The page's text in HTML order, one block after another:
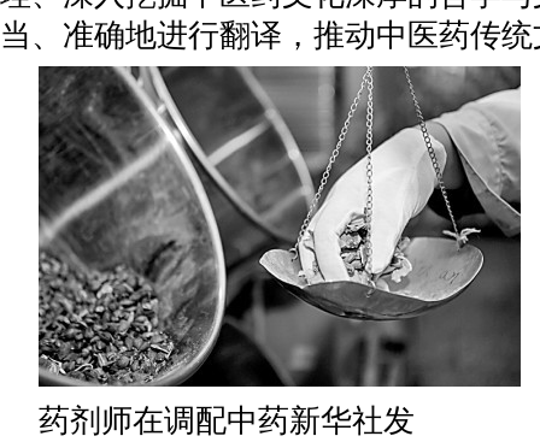
当、准确地进行翻译，推动中医药传
药剂师在调配中药新华社发